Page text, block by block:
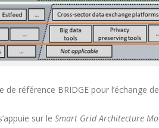
de référence BRIDGE pour l’échange
sur le Smart Grid Architecture